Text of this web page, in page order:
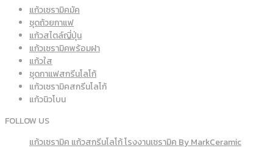
แก้วเซรามิคมัค
ชุดถ้วยกาแฟ
แก้วสไตล์ญี่ปุ่น
แก้วเซรามิคพร้อมฝา
แก้วใส
ชุดกาแฟสกรีนโลโก้
แก้วเซรามิคสกรีนโลโก้
แก้วนิวโบน
FOLLOW US
แก้วเซรามิค แก้วสกรีนโลโก้ โรงงานเซรามิค By MarkCeramic